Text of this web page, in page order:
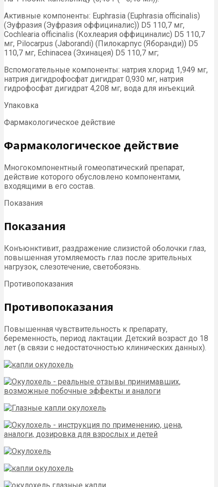
Активные компоненты: Euphrasia (Euphrasia officinalis)
(Эуфразия (Эуфразия оффициналис)) D5 110,7 мг,
Cochlearia officinalis (Кохлеария оффициналис) D5 110,7
мг, Pilocarpus (Jaborandi) (Пилокарпус (Яборанди)) D5
110,7 мг, Echinacea (Эхинацея) D5 110,7 мг;
Вспомогательные компоненты: натрия хлорид 1,949 мг,
натрия дигидрофосфат дигидрат 0,930 мг, натрия
гидрофосфат дигидрат 4,208 мг, вода для инъекций.
Упаковка
Фармакологическое действие
Фармакологическое действие
Многокомпонентный гомеопатический препарат,
действие которого обусловлено компонентами,
входящими в его состав.
Показания
Показания
Конъюнктивит, раздражение слизистой оболочки глаз,
повышенная утомляемость глаз после зрительных
нагрузок, слезотечение, светобоязнь.
Противопоказания
Противопоказания
Повышенная чувствительность к препарату,
беременность, период лактации. Детский возраст до 18
лет (в связи с недостаточностью клинических данных).